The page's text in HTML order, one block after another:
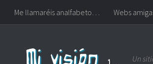
Me llamaréis analfabeto… Webs
Un